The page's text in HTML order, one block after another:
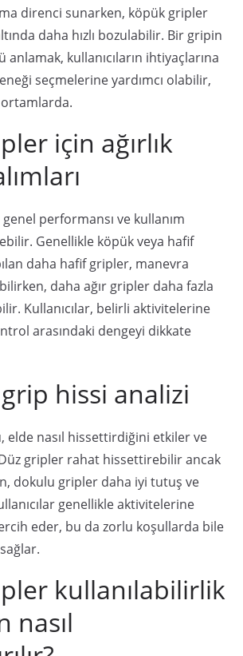
direnci sunarken, köpük gripler
daha hızlı bozulabilir. Bir gripin
kullanıcıların ihtiyaçlarına
seçmelerine yardımcı olabilir,
için ağırlık
genel performansı ve kullanım
Genellikle köpük veya hafif
daha hafif gripler, manevra
daha ağır gripler daha fazla
Kullanıcılar, belirli aktivitelerine
arasındaki dengeyi dikkate
hissi analizi
elde nasıl hissettirdiğini etkiler ve
gripler rahat hissettirebilir ancak
dokulu gripler daha iyi tutuş ve
genellikle aktivitelerine
eder, bu da zorlu koşullarda bile
kullanılabilirlik
nasıl